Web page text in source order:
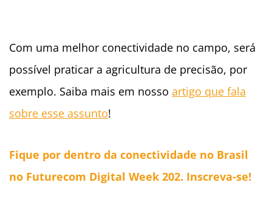
Com uma melhor conectividade no campo, será
possível praticar a agricultura de precisão, por
exemplo. Saiba mais em nosso artigo que fala
sobre esse assunto!
Fique por dentro da conectividade no Brasil
no Futurecom Digital Week 202. Inscreva-se!